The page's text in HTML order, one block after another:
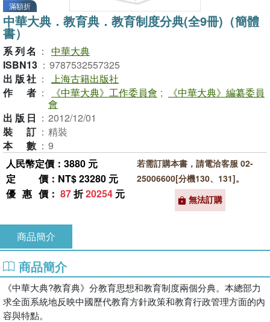
滿額折
中華大典．教育典．教育制度分典(全9冊)（簡體
書）
系列名 ： 中華大典
ISBN13 ： 9787532557325
出版社 ： 上海古籍出版社
作者 ： 《中華大典》工作委員會 ;
《中華大典》編纂委員
會
出版日 ： 2012/12/01
裝訂 ： 精裝
本數 ： 9
人民幣定價：3880 元
定價 ：NT$ 23280 元
優惠價 ： 87折20254 元
若需訂購本書，請電洽客服 02-
25006600[分機130、131]。
無法訂購
商品簡介
商品簡介
《中華大典?教育典》分教育思想和教育制度兩個分典。本總部力
求全面系統地反映中國歷代教育方針政策和教育行政管理方面的內
容與特點。